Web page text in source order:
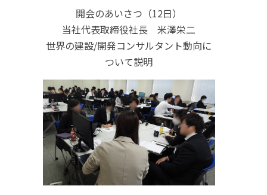
開会のあいさつ（12日）
当社代表取締役社長 米澤栄二
世界の建設/開発コンサルタント動向に
ついて説明